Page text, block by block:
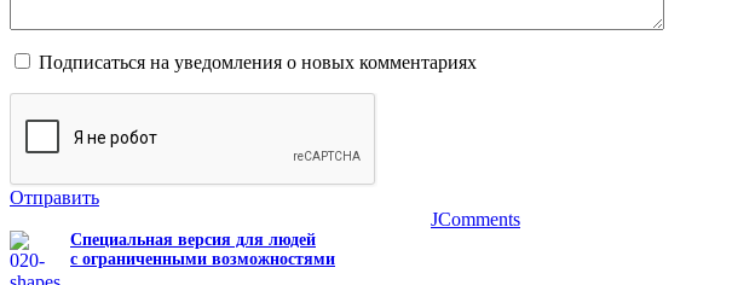
Подписаться на уведомления о новых комментариях
Отправить
JComments
Специальная версия для людей
с ограниченными возможностями